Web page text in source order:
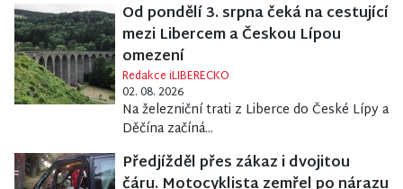
Od pondělí 3. srpna čeká na cestující
mezi Libercem a Českou Lípou
omezení
Redakce iLIBERECKO
02. 08. 2026
Na železniční trati z Liberce do České Lípy a
Děčína začíná...
Předjížděl přes zákaz i dvojitou